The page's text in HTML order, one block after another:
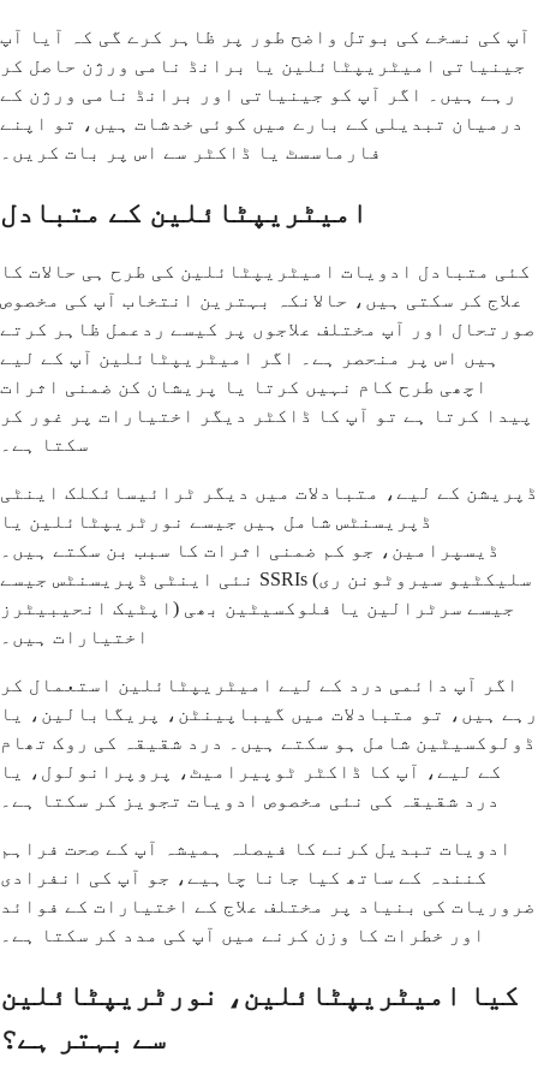
آپ کی نسخے کی بوتل واضح طور پر ظاہر کرے گی کہ آیا آپ
جینیاتی امیٹریپٹائلین یا برانڈ نامی ورژن حاصل کر
رہے ہیں۔ اگر آپ کو جینیاتی اور برانڈ نامی ورژن کے
درمیان تبدیلی کے بارے میں کوئی خدشات ہیں، تو اپنے
فارماسسٹ یا ڈاکٹر سے اس پر بات کریں۔
امیٹریپٹائلین کے متبادل
کئی متبادل ادویات امیٹریپٹائلین کی طرح ہی حالات کا
علاج کر سکتی ہیں، حالانکہ بہترین انتخاب آپ کی مخصوص
صورتحال اور آپ مختلف علاجوں پر کیسے ردعمل ظاہر کرتے
ہیں اس پر منحصر ہے۔ اگر امیٹریپٹائلین آپ کے لیے
اچھی طرح کام نہیں کرتا یا پریشان کن ضمنی اثرات
پیدا کرتا ہے تو آپ کا ڈاکٹر دیگر اختیارات پر غور کر
سکتا ہے۔
ڈپریشن کے لیے، متبادلات میں دیگر ٹرائیسائکلک اینٹی
ڈپریسنٹس شامل ہیں جیسے نورٹریپٹائلین یا
ڈیسپرامین، جو کم ضمنی اثرات کا سبب بن سکتے ہیں۔
نئی اینٹی ڈپریسنٹس جیسے SSRIs (سلیکٹیو سیروٹونن ری
اپٹیک انحیبیٹرز) جیسے سرٹرالین یا فلوکسیٹین بھی
اختیارات ہیں۔
اگر آپ دائمی درد کے لیے امیٹریپٹائلین استعمال کر
رہے ہیں، تو متبادلات میں گیباپینٹن، پریگابالین، یا
ڈولوکسیٹین شامل ہو سکتے ہیں۔ درد شقیقہ کی روک تھام
کے لیے، آپ کا ڈاکٹر ٹوپیرامیٹ، پروپرانولول، یا
درد شقیقہ کی نئی مخصوص ادویات تجویز کر سکتا ہے۔
ادویات تبدیل کرنے کا فیصلہ ہمیشہ آپ کے صحت فراہم
کنندہ کے ساتھ کیا جانا چاہیے، جو آپ کی انفرادی
ضروریات کی بنیاد پر مختلف علاج کے اختیارات کے فوائد
اور خطرات کا وزن کرنے میں آپ کی مدد کر سکتا ہے۔
کیا امیٹریپٹائلین، نورٹریپٹائلین
سے بہتر ہے؟